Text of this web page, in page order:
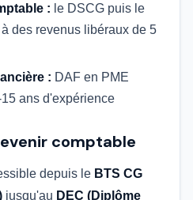
: le DSCG puis le
des revenus libéraux de 5
: DAF en PME
ans d'expérience
comptable
depuis le BTS CG
jusqu'au DEC (Diplôme